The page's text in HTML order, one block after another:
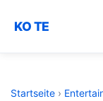
KO TE
Startseite ›